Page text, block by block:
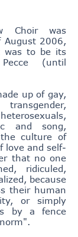
Choir was
August 2006,
was to be its
(until
up of gay,
and song,
culture of
love and self-
that no one
ridiculed,
because
their human
or simply
by a fence